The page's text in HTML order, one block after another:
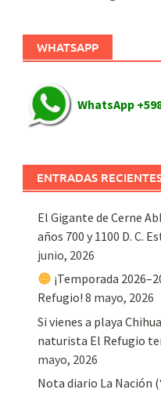
WHATSAPP
WhatsApp
ENTRADAS
El Gigante de Cerne
años 700 y 1100 D. C.
junio, 2026
¡Temporada
Refugio! 8 mayo, 2026
Si vienes a playa
naturista El Refugio
mayo, 2026
Nota diario La Nación